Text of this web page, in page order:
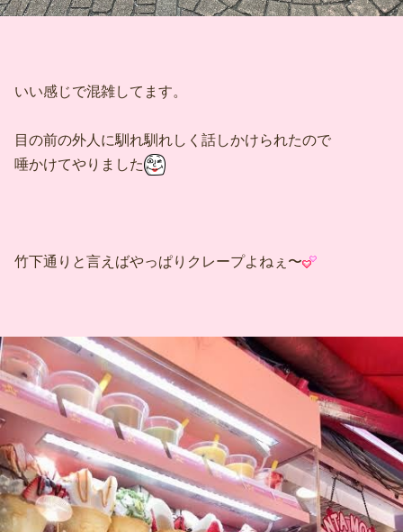
いい感じで混雑してます。
目の前の外人に馴れ馴れしく話しかけられたので
唾かけてやりました
竹下通りと言えばやっぱりクレープよねぇ〜